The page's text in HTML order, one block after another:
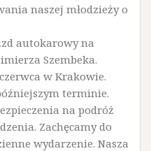
naszej młodzieży o
autokarowy na
Szembeka.
w Krakowie.
terminie.
na podróż
Zachęcamy do
wydarzenie. Nasza